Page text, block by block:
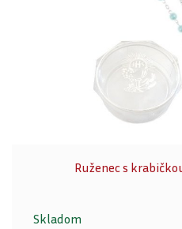
Ruženec s
Skladom